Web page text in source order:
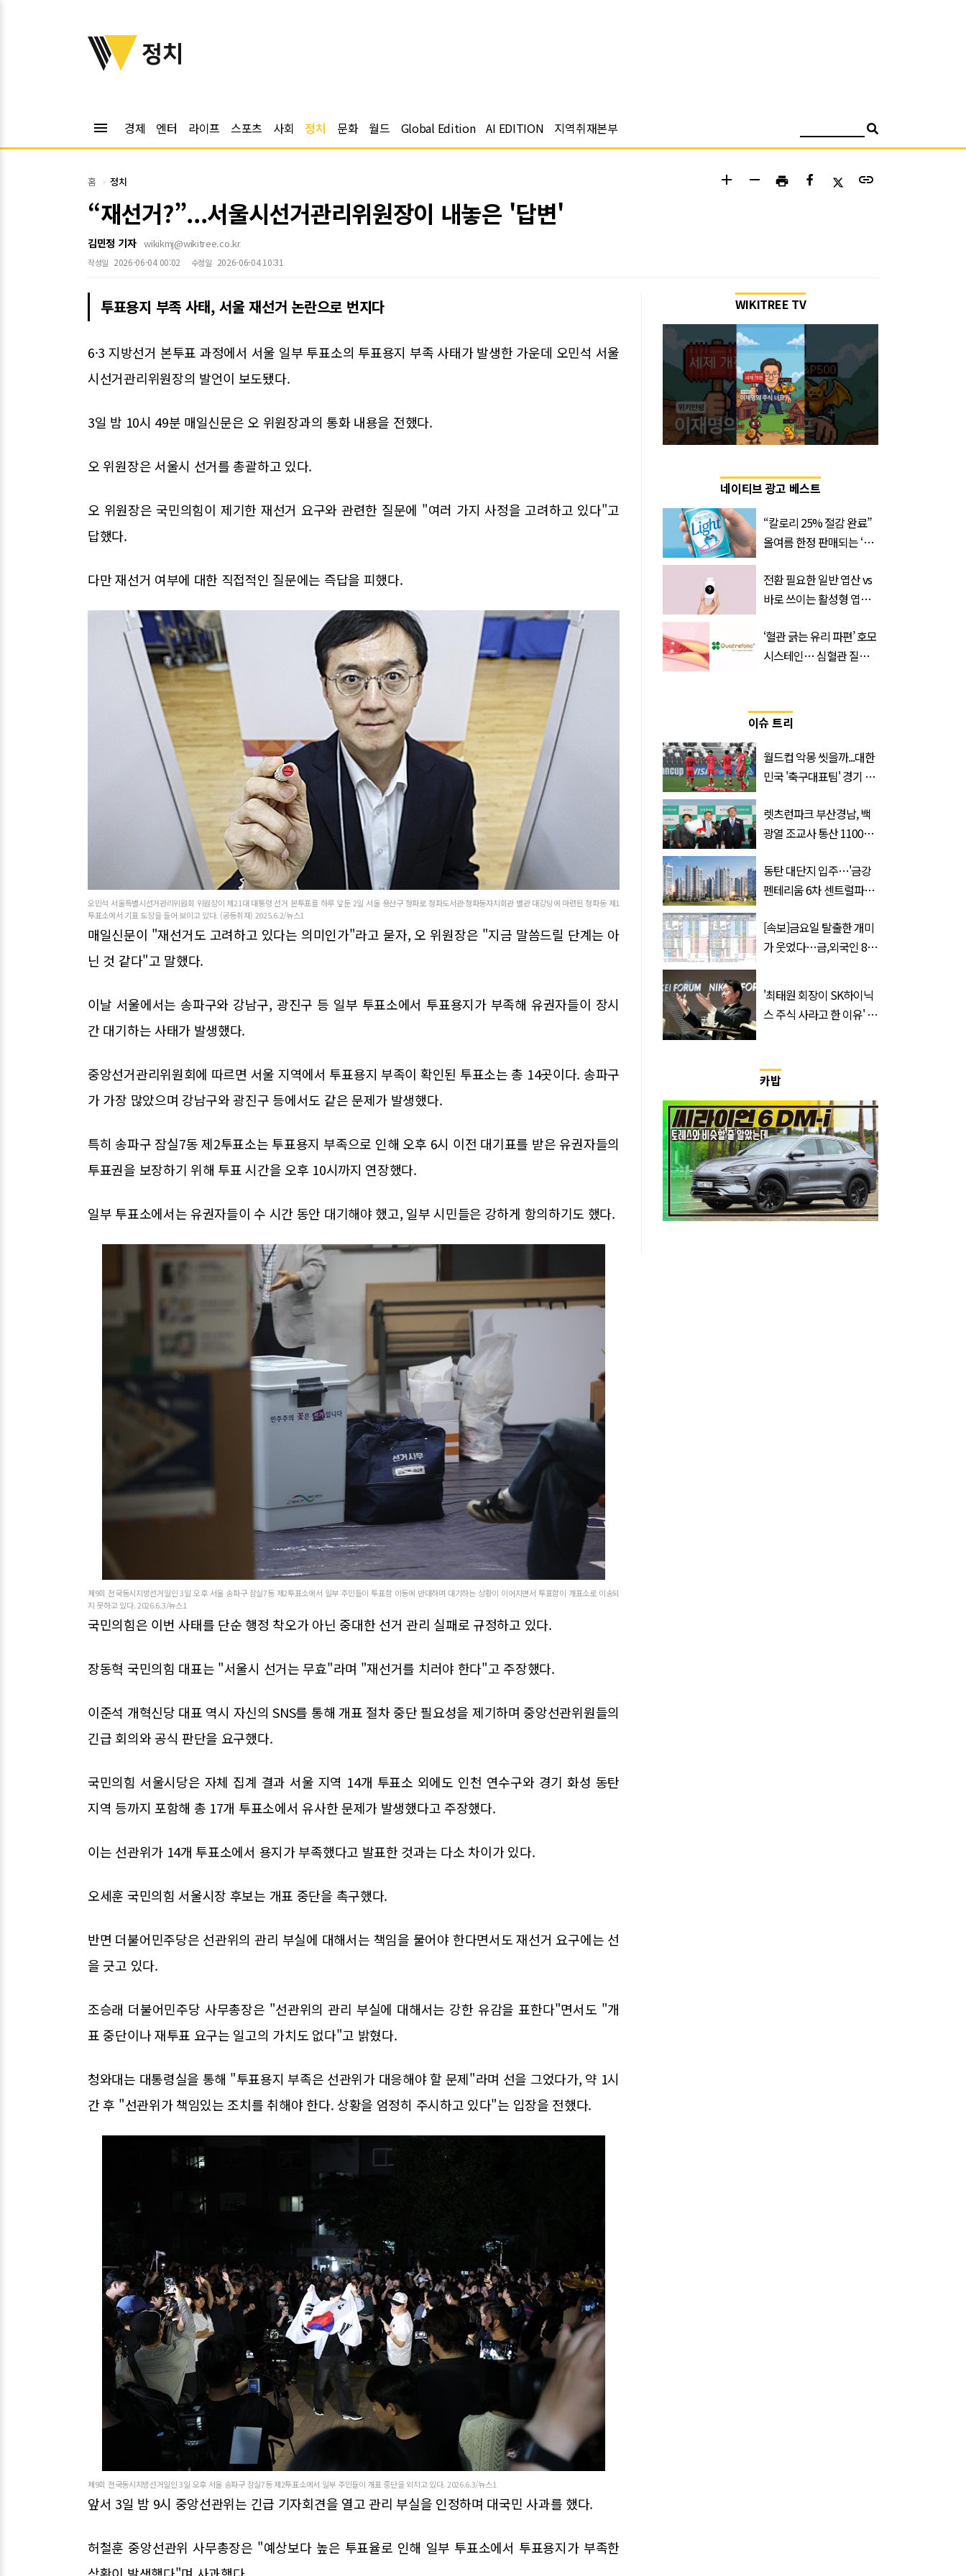
위키트리
정치
menu 경제 엔터 라이프 스포츠 사회 정치 문화 월드 Global Edition AI EDITION 지역취재본부
홈 정치 add remove print link
“재선거?”...서울시선거관리위원장이 내놓은 '답변'
김민정 기자 wikikmj@wikitree.co.kr
작성일 2026-06-04 00:02 수정일 2026-06-04 10:31
투표용지 부족 사태, 서울 재선거 논란으로 번지다
6·3 지방선거 본투표 과정에서 서울 일부 투표소의 투표용지 부족 사태가 발생한 가운데 오민석 서울
시선거관리위원장의 발언이 보도됐다.
3일 밤 10시 49분 매일신문은 오 위원장과의 통화 내용을 전했다.
오 위원장은 서울시 선거를 총괄하고 있다.
오 위원장은 국민의힘이 제기한 재선거 요구와 관련한 질문에 "여러 가지 사정을 고려하고 있다"고
답했다.
다만 재선거 여부에 대한 직접적인 질문에는 즉답을 피했다.
오민석 서울특별시선거관리위원회 위원장이 제21대 대통령 선거 본투표를 하루 앞둔 2일 서울 용산구 청파로 청파도서관·청파동자치회관 별관 대강당에 마련된 청파동 제1
투표소에서 기표 도장을 들어 보이고 있다. (공동취재) 2025.6.2/뉴스1
매일신문이 "재선거도 고려하고 있다는 의미인가"라고 묻자, 오 위원장은 "지금 말씀드릴 단계는 아
닌 것 같다"고 말했다.
이날 서울에서는 송파구와 강남구, 광진구 등 일부 투표소에서 투표용지가 부족해 유권자들이 장시
간 대기하는 사태가 발생했다.
중앙선거관리위원회에 따르면 서울 지역에서 투표용지 부족이 확인된 투표소는 총 14곳이다. 송파구
가 가장 많았으며 강남구와 광진구 등에서도 같은 문제가 발생했다.
특히 송파구 잠실7동 제2투표소는 투표용지 부족으로 인해 오후 6시 이전 대기표를 받은 유권자들의
투표권을 보장하기 위해 투표 시간을 오후 10시까지 연장했다.
일부 투표소에서는 유권자들이 수 시간 동안 대기해야 했고, 일부 시민들은 강하게 항의하기도 했다.
제9회 전국동시지방선거일인 3일 오후 서울 송파구 잠실7동 제2투표소에서 일부 주민들이 투표함 이동에 반대하며 대기하는 상황이 이어지면서 투표함이 개표소로 이송되
지 못하고 있다. 2026.6.3/뉴스1
국민의힘은 이번 사태를 단순 행정 착오가 아닌 중대한 선거 관리 실패로 규정하고 있다.
장동혁 국민의힘 대표는 "서울시 선거는 무효"라며 "재선거를 치러야 한다"고 주장했다.
이준석 개혁신당 대표 역시 자신의 SNS를 통해 개표 절차 중단 필요성을 제기하며 중앙선관위원들의
긴급 회의와 공식 판단을 요구했다.
국민의힘 서울시당은 자체 집계 결과 서울 지역 14개 투표소 외에도 인천 연수구와 경기 화성 동탄
지역 등까지 포함해 총 17개 투표소에서 유사한 문제가 발생했다고 주장했다.
이는 선관위가 14개 투표소에서 용지가 부족했다고 발표한 것과는 다소 차이가 있다.
오세훈 국민의힘 서울시장 후보는 개표 중단을 촉구했다.
반면 더불어민주당은 선관위의 관리 부실에 대해서는 책임을 물어야 한다면서도 재선거 요구에는 선
을 긋고 있다.
조승래 더불어민주당 사무총장은 "선관위의 관리 부실에 대해서는 강한 유감을 표한다"면서도 "개
표 중단이나 재투표 요구는 일고의 가치도 없다"고 밝혔다.
청와대는 대통령실을 통해 "투표용지 부족은 선관위가 대응해야 할 문제"라며 선을 그었다가, 약 1시
간 후 "선관위가 책임있는 조치를 취해야 한다. 상황을 엄정히 주시하고 있다"는 입장을 전했다.
제9회 전국동시지방선거일인 3일 오후 서울 송파구 잠실7동 제2투표소에서 일부 주민들이 개표 중단을 외치고 있다. 2026.6.3/뉴스1
앞서 3일 밤 9시 중앙선관위는 긴급 기자회견을 열고 관리 부실을 인정하며 대국민 사과를 했다.
허철훈 중앙선관위 사무총장은 "예상보다 높은 투표율로 인해 일부 투표소에서 투표용지가 부족한
WIKITREE TV
네이티브 광고 베스트
“칼로리 25% 절감 완료”
올여름 한정 판매되는 ‘최
전환 필요한 일반 엽산 vs
바로 쓰이는 활성형 엽
‘Quatrefolic®’ 주목
‘혈관 긁는 유리 파편’ 호모
시스테인… 심혈관 질환
이슈 트리
월드컵 악몽 씻을까...대한
민국 '축구대표팀' 경기 확
렛츠런파크 부산경남, 백
광열 조교사 통산 1100
동탄 대단지 입주…'금강
펜테리움 6차 센트럴파크'
는?
[속보]금요일 탈출한 개미
가 웃었다…금,외국인 8조
하이닉스 '와르르'
'최태원 회장이 SK하이닉
스 주식 사라고 한 이유' 글
카밥